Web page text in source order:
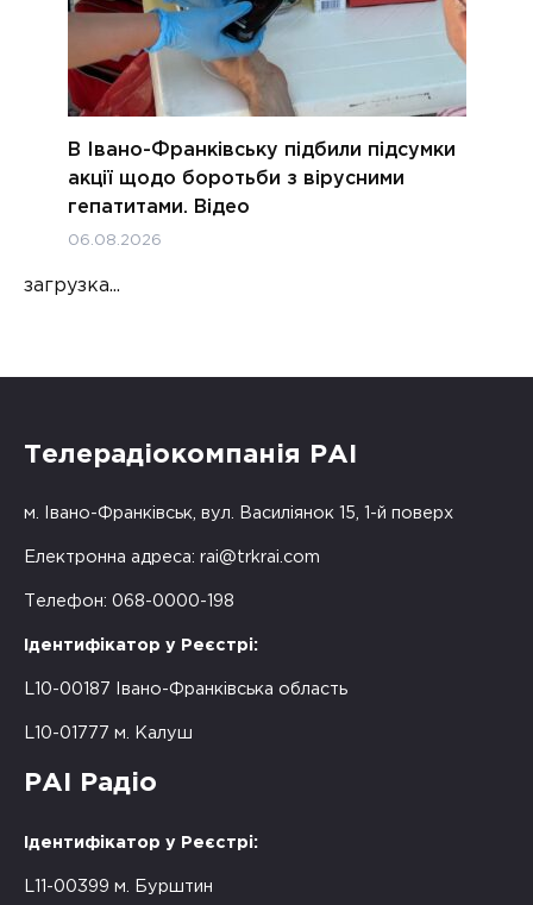
В Івано-Франківську підбили підсумки
акції щодо боротьби з вірусними
гепатитами. Відео
06.08.2026
загрузка...
Телерадіокомпанія РАІ
м. Івано-Франківськ, вул. Василіянок 15, 1-й поверх
Електронна адреса: rai@trkrai.com
Телефон: 068-0000-198
Ідентифікатор у Реєстрі:
L10-00187 Івано-Франківська область
L10-01777 м. Калуш
РАІ Радіо
Ідентифікатор у Реєстрі:
L11-00399 м. Бурштин